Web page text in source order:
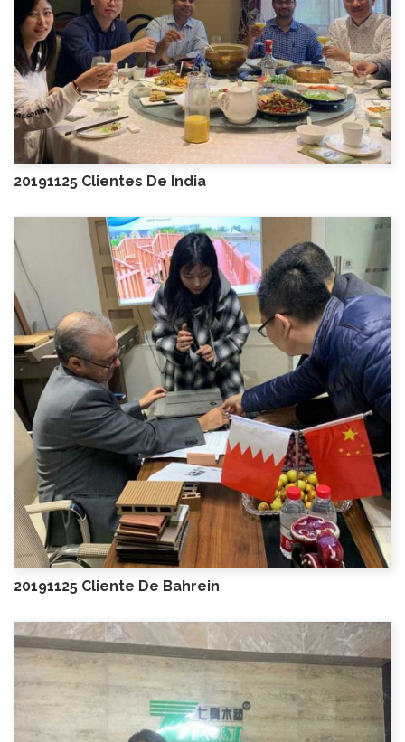
20191125 Clientes De India
20191125 Cliente De Bahrein